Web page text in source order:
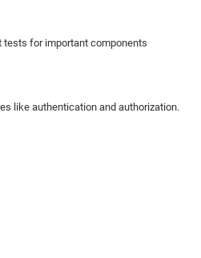
tests for important components
like authentication and authorization.